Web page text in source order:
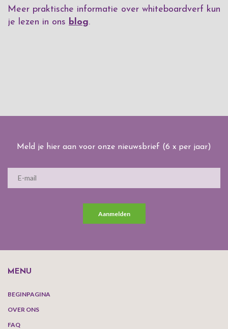
Meer praktische informatie over whiteboardverf kun
je lezen in ons blog.
Meld je hier aan voor onze nieuwsbrief (6 x per jaar)
Aanmelden
MENU
BEGINPAGINA
OVER ONS
FAQ